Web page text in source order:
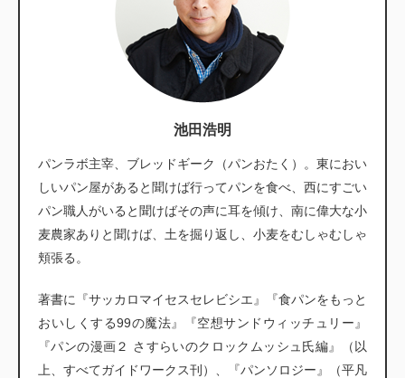
池田浩明
パンラボ主宰、ブレッドギーク（パンおたく）。東におい
しいパン屋があると聞けば行ってパンを食べ、西にすごい
パン職人がいると聞けばその声に耳を傾け、南に偉大な小
麦農家ありと聞けば、土を掘り返し、小麦をむしゃむしゃ
頬張る。
著書に『サッカロマイセスセレビシエ』『食パンをもっと
おいしくする99の魔法』『空想サンドウィッチュリー』
『パンの漫画２ さすらいのクロックムッシュ氏編』（以
上、すべてガイドワークス刊）、『パンソロジー』（平凡